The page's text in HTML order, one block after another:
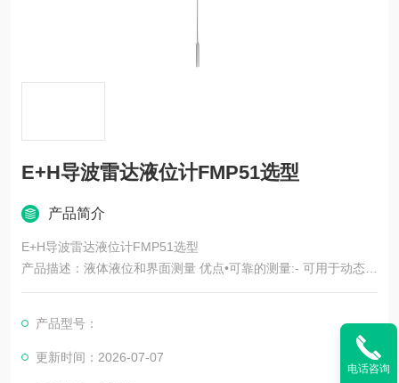
E+H导波雷达液位计FMP51选型
产品简介
E+H导波雷达液位计FMP51选型
产品描述：液体液位和界面测量 优点•可靠的测量:- 可用于动态液
面和泡沫液面的液位测量- 可用于变化中的介质测量•实用性强•内
选•便于集成到控制或资产管理系统中.
产品型号：
更新时间：2026-07-07
电话咨询